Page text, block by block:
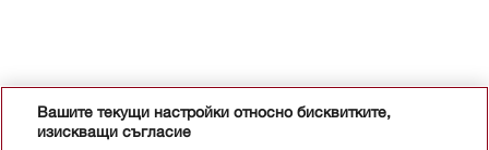
Вашите текущи настройки относно бисквитките,
изискващи съгласие